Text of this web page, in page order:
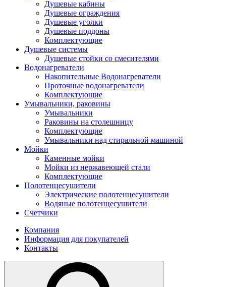
Душевые кабины
Душевые ограждения
Душевые уголки
Душевые поддоны
Комплектующие
Душевые системы
Душевые стойки со смесителями
Водонагреватели
Накопительные Водонагреватели
Проточные водонагреватели
Комплектующие
Умывальники, раковины
Умывальники
Раковины на столешницу
Комплектующие
Умывальники над стиральной машиной
Мойки
Каменные мойки
Мойки из нержавеющей стали
Комплектующие
Полотенцесушители
Электрические полотенцесушители
Водяные полотенцесушители
Счетчики
Компания
Информация для покупателей
Контакты